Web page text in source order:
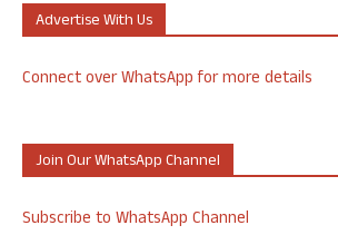
Advertise With Us
Connect over WhatsApp for more details
Join Our WhatsApp Channel
Subscribe to WhatsApp Channel